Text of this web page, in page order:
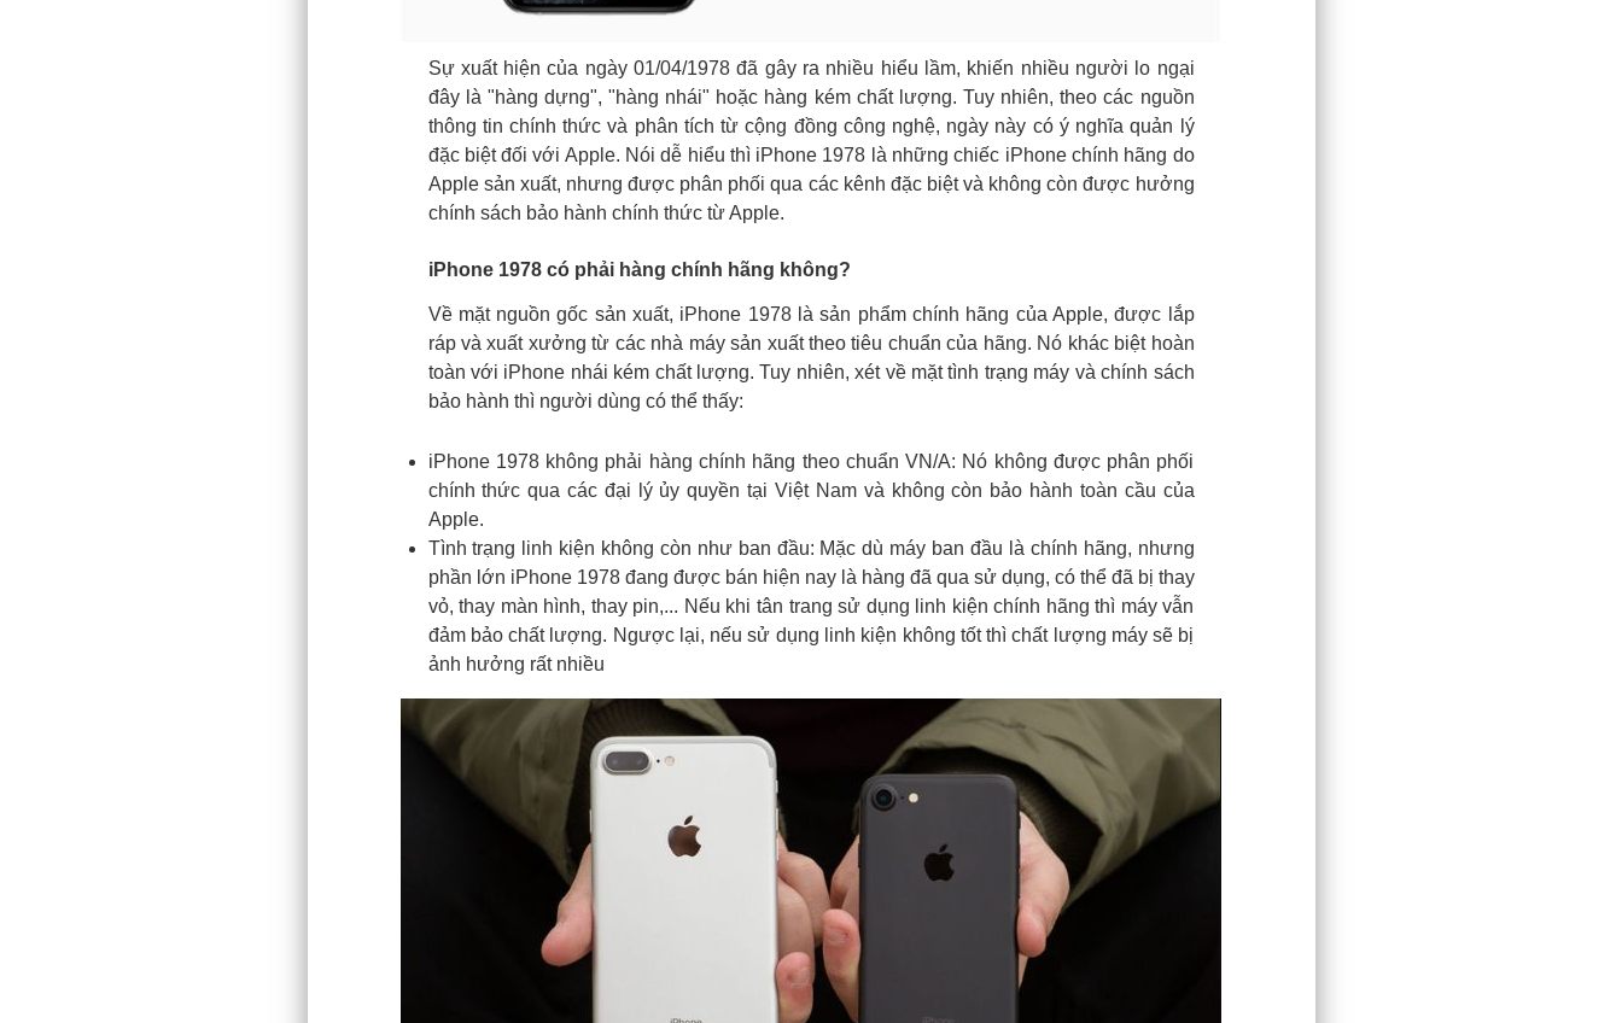
Sự xuất hiện của ngày 01/04/1978 đã gây ra nhiều hiểu lầm, khiến nhiều người lo ngại
đây là "hàng dựng", "hàng nhái" hoặc hàng kém chất lượng. Tuy nhiên, theo các nguồn
thông tin chính thức và phân tích từ cộng đồng công nghệ, ngày này có ý nghĩa quản lý
đặc biệt đối với Apple. Nói dễ hiểu thì iPhone 1978 là những chiếc iPhone chính hãng do
Apple sản xuất, nhưng được phân phối qua các kênh đặc biệt và không còn được hưởng
chính sách bảo hành chính thức từ Apple.
iPhone 1978 có phải hàng chính hãng không?
Về mặt nguồn gốc sản xuất, iPhone 1978 là sản phẩm chính hãng của Apple, được lắp
ráp và xuất xưởng từ các nhà máy sản xuất theo tiêu chuẩn của hãng. Nó khác biệt hoàn
toàn với iPhone nhái kém chất lượng. Tuy nhiên, xét về mặt tình trạng máy và chính sách
bảo hành thì người dùng có thể thấy:
iPhone 1978 không phải hàng chính hãng theo chuẩn VN/A: Nó không được phân phối
chính thức qua các đại lý ủy quyền tại Việt Nam và không còn bảo hành toàn cầu của
Apple.
Tình trạng linh kiện không còn như ban đầu: Mặc dù máy ban đầu là chính hãng, nhưng
phần lớn iPhone 1978 đang được bán hiện nay là hàng đã qua sử dụng, có thể đã bị thay
vỏ, thay màn hình, thay pin,... Nếu khi tân trang sử dụng linh kiện chính hãng thì máy vẫn
đảm bảo chất lượng. Ngược lại, nếu sử dụng linh kiện không tốt thì chất lượng máy sẽ bị
ảnh hưởng rất nhiều